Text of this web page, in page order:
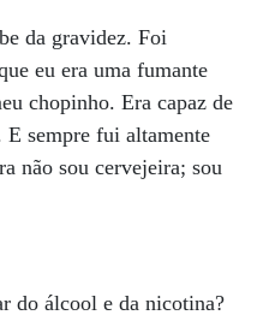
da gravidez. Foi
eu era uma fumante
chopinho. Era capaz de
E sempre fui altamente
não sou cervejeira; sou
do álcool e da nicotina?